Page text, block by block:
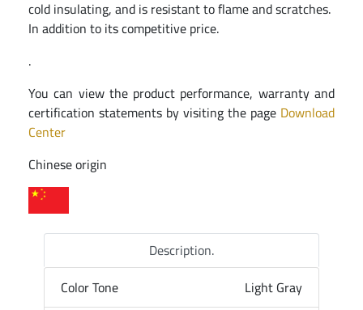
cold insulating, and is resistant to flame and scratches.
In addition to its competitive price.
.
You can view the product performance, warranty and
certification statements by visiting the page Download
Center
Chinese origin
Description.
Color Tone
Light Gray